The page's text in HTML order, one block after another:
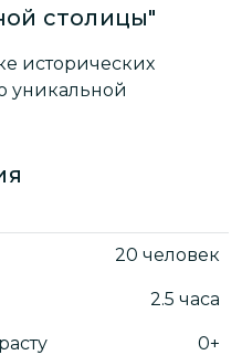
столицы"
исторических
уникальной
20 человек
2.5 часа
0+